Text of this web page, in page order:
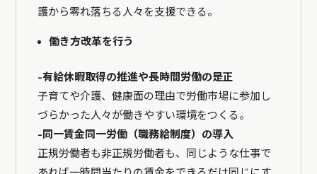
護から零れ落ちる人々を支援できる。
働き方改革を行う
-有給休暇取得の推進や長時間労働の是正
子育てや介護、健康面の理由で労働市場に参加し
づらかった人々が働きやすい環境をつくる。
-同一賃金同一労働（職務給制度）の導入
正規労働者も非正規労働者も、同じような仕事で